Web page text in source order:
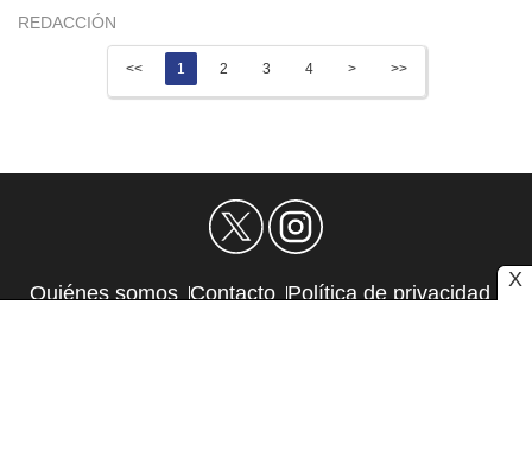
REDACCIÓN
X
<< 1 2 3 4 > >>
Quiénes somos Contacto Política de privacidad